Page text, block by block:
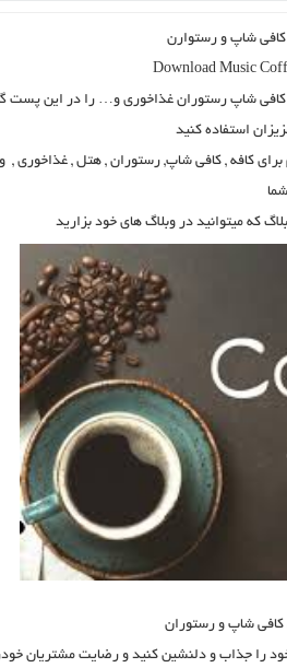
کافی شاپ و رستوارن
Download Music
کافی شاپ رستوران غذاخوری و… را در این پست
استفاده کنید
کافه , کافی شاپ, رستوران, هتل, غذاخوری, و
شما
که میتوانید در وبلاگ های خود بزارید
کافی شاپ و رستوران
را جذاب و دلنشین کنید و رضایت مشتریان